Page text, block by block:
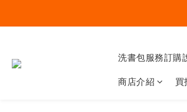
洗書包服務訂購
商店介紹 買